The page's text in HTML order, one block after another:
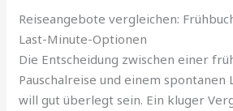
Reiseangebote vergleichen:
Last-Minute-Optionen
Die Entscheidung zwischen einer
Pauschalreise und einem spontanen
will gut überlegt sein. Ein kluger